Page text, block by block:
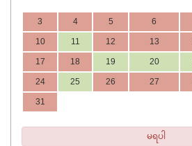
3 4 5 6
10 11 12 13
17 18 19 20
24 25 26 27
31
မရပါ